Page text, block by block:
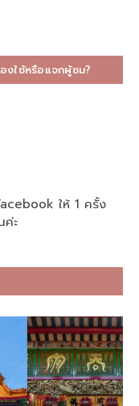
งใช้หรือแจกผู้ชม?
ให้ 1 ครั้ง
ค่ะ